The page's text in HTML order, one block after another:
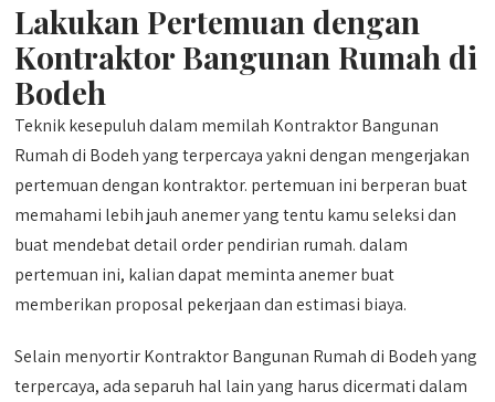
Lakukan Pertemuan dengan
Kontraktor Bangunan Rumah di
Bodeh
Teknik kesepuluh dalam memilah Kontraktor Bangunan
Rumah di Bodeh yang terpercaya yakni dengan mengerjakan
pertemuan dengan kontraktor. pertemuan ini berperan buat
memahami lebih jauh anemer yang tentu kamu seleksi dan
buat mendebat detail order pendirian rumah. dalam
pertemuan ini, kalian dapat meminta anemer buat
memberikan proposal pekerjaan dan estimasi biaya.
Selain menyortir Kontraktor Bangunan Rumah di Bodeh yang
terpercaya, ada separuh hal lain yang harus dicermati dalam